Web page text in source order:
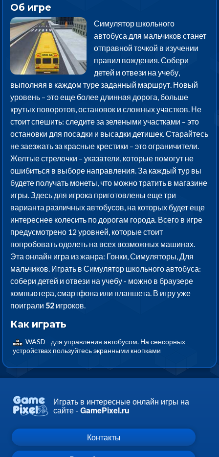
Об игре
Симулятор школьного
автобуса для мальчиков станет
отправной точкой в изучении
правил вождения. Собери
детей и отвези на учебу,
выполняя в каждом туре заданный маршрут. Новый
уровень – это еще более длинная дорога, больше
крутых поворотов, остановок и сложных участков. Не
стоит спешить: следите за зелеными участками – это
остановки для посадки и высадки детишек. Старайтесь
не заезжать за красные крестики – это ограничители.
Желтые стрелочки – указатели, которые помогут не
ошибиться в выборе направления. За каждый тур вы
будете получать монеты, что можно тратить в магазине
игры. Здесь для игрока приготовлены еще три
варианта различных автобусов, на которых будет еще
интереснее колесить по дорогам города. Всего в игре
предусмотрено 12 уровней, которые стоит
попробовать одолеть на всех возможных машинах.
Эта онлайн игра из жанра: Гонки, Симуляторы, Для
мальчиков. Играть в Симулятор школьного автобуса:
собери детей и отвези на учебу - можно в браузере
компьютера, смартфона или планшета. В игру уже
поиграли52 игроков.
Как играть
WASD - для управления автобусом. На сенсорных
устройствах пользуйтесь экранными кнопками
Играть в интересные онлайн игры на
сайте -GamePixel.ru
Контакты